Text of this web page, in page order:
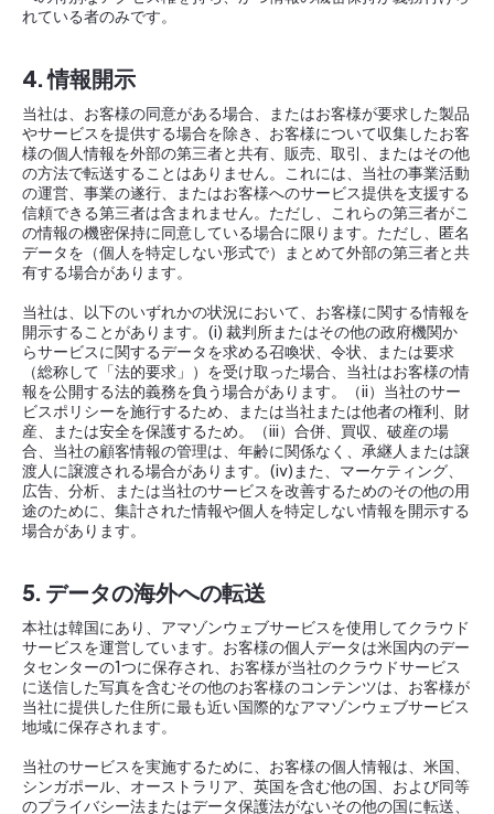
れている者のみです。
4. 情報開示
当社は、お客様の同意がある場合、またはお客様が要求した製品
やサービスを提供する場合を除き、お客様について収集したお客
様の個人情報を外部の第三者と共有、販売、取引、またはその他
の方法で転送することはありません。これには、当社の事業活動
の運営、事業の遂行、またはお客様へのサービス提供を支援する
信頼できる第三者は含まれません。ただし、これらの第三者がこ
の情報の機密保持に同意している場合に限ります。ただし、匿名
データを（個人を特定しない形式で）まとめて外部の第三者と共
有する場合があります。
当社は、以下のいずれかの状況において、お客様に関する情報を
開示することがあります。(i) 裁判所またはその他の政府機関か
らサービスに関するデータを求める召喚状、令状、または要求
（総称して「法的要求」）を受け取った場合、当社はお客様の情
報を公開する法的義務を負う場合があります。（ii）当社のサー
ビスポリシーを施行するため、または当社または他者の権利、財
産、または安全を保護するため。（iii）合併、買収、破産の場
合、当社の顧客情報の管理は、年齢に関係なく、承継人または譲
渡人に譲渡される場合があります。(iv)また、マーケティング、
広告、分析、または当社のサービスを改善するためのその他の用
途のために、集計された情報や個人を特定しない情報を開示する
場合があります。
5. データの海外への転送
本社は韓国にあり、アマゾンウェブサービスを使用してクラウド
サービスを運営しています。お客様の個人データは米国内のデー
タセンターの1つに保存され、お客様が当社のクラウドサービス
に送信した写真を含むその他のお客様のコンテンツは、お客様が
当社に提供した住所に最も近い国際的なアマゾンウェブサービス
地域に保存されます。
当社のサービスを実施するために、お客様の個人情報は、米国、
シンガポール、オーストラリア、英国を含む他の国、および同等
のプライバシー法またはデータ保護法がないその他の国に転送、